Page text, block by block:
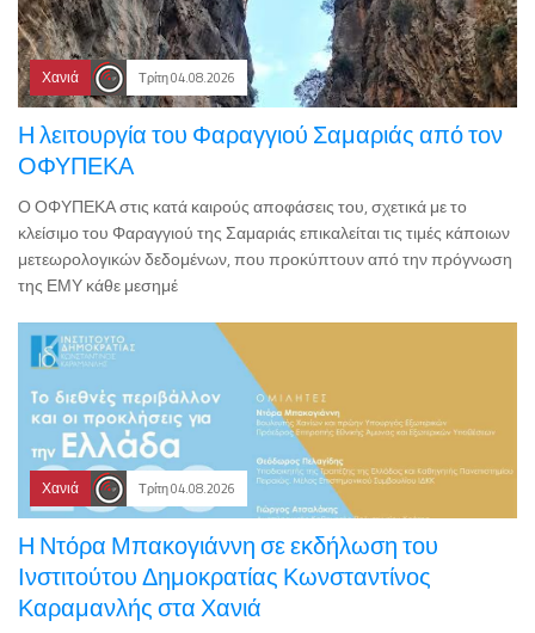
Χανιά Τρίτη 04.08.2026
Η λειτουργία του Φαραγγιού Σαμαριάς από τον
ΟΦΥΠΕΚΑ
Ο ΟΦΥΠΕΚΑ στις κατά καιρούς αποφάσεις του, σχετικά με το
κλείσιμο του Φαραγγιού της Σαμαριάς επικαλείται τις τιμές κάποιων
μετεωρολογικών δεδομένων, που προκύπτουν από την πρόγνωση
της ΕΜΥ κάθε μεσημέ
Χανιά Τρίτη 04.08.2026
Η Ντόρα Μπακογιάννη σε εκδήλωση του
Ινστιτούτου Δημοκρατίας Κωνσταντίνος
Καραμανλής στα Χανιά